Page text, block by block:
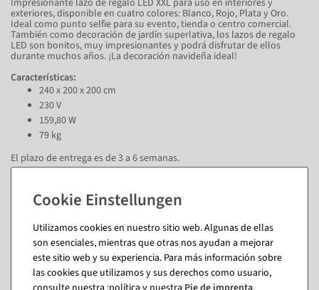
exteriores, disponible en cuatro colores: Blanco, Rojo, Plata y Oro.
Ideal como punto selfie para su evento, tienda o centro comercial.
También como decoración de jardín superlativa, los lazos de regalo
LED son bonitos, muy impresionantes y podrá disfrutar de ellos
durante muchos años. ¡La decoración navideña ideal!
Características:
240 x 200 x 200 cm
230 V
159,80 W
79 kg
El plazo de entrega es de 3 a 6 semanas.
Preguntas sobre el artículo
También te puede gustar (8)
Utilizamos cookies en nuestro sitio web. Algunas de ellas
son esenciales, mientras que otras nos ayudan a mejorar
este sitio web y su experiencia. Para más información sobre
las cookies que utilizamos y sus derechos como usuario,